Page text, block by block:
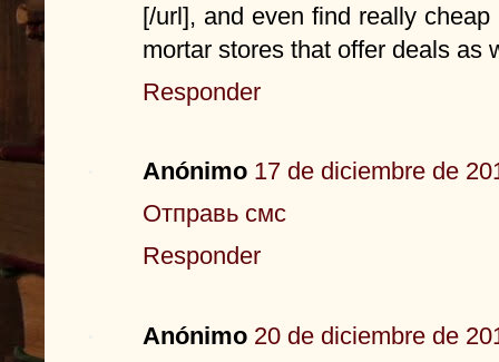
[/url], and even find really
mortar stores that offer deals as
Responder
Anónimo 17 de diciembre de
Отправь смс
Responder
Anónimo 20 de diciembre de